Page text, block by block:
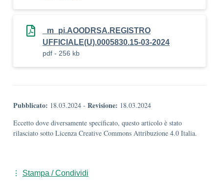
_m_pi.AOODRSA.REGISTRO
UFFICIALE(U).0005830.15-03-2024
pdf - 256 kb
Pubblicato: 18.03.2024 - Revisione: 18.03.2024
Eccetto dove diversamente specificato, questo articolo è stato
rilasciato sotto Licenza Creative Commons Attribuzione 4.0 Italia.
Stampa / Condividi